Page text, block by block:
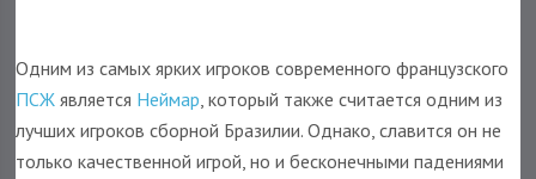
Одним из самых ярких игроков современного французского
ПСЖ является Неймар, который также считается одним из
лучших игроков сборной Бразилии. Однако, славится он не
только качественной игрой, но и бесконечными падениями